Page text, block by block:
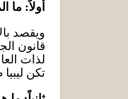
أولاً: ما
ويقصد
قانون
لذات
تكن